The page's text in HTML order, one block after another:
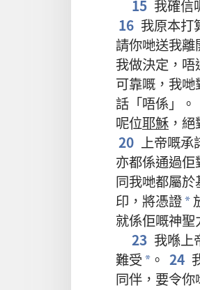
15 我確信
16 我原本打
請你哋送我離
我做決定 ， 唔
可靠嘅 ， 我哋
話 「唔係 」。
呢位耶穌 ， 絕
20 上帝嘅承
亦都係通過佢
同我哋都屬於
印 ， 將憑證*
就係佢嘅神聖
23 我喺上
難受 * 。 24
同伴 ， 要令你